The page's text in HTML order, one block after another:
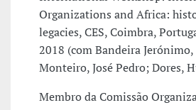
Organizations and Africa:
legacies, CES, Coimbra,
2018 (com Bandeira
Monteiro, José Pedro; Dores,
Membro da Comissão